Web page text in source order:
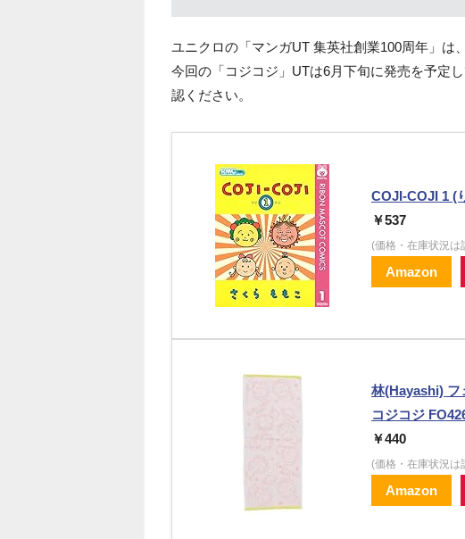
ユニクロの「マンガUT 集英社創業100周年」は
今回の「コジコジ」UTは6月下旬に発売を予定
認ください。
COJI-COJI 1 (
￥537
(価格・在庫状況は
Amazon
林(Hayashi) フ
コジコジ
￥440
(価格・在庫状況は
Amazon